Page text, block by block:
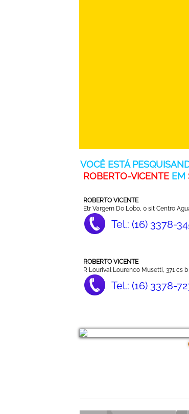
VOCÊ ESTÁ
ROBERTO-VICENTEEM
ROBERTO VICENTE
Etr Vargem Do Lobo, 0 sit Centro
Tel.: (16) 3378-
ROBERTO VICENTE
R Lourival Lourenco Musetti, 371 cs
Tel.: (16) 3378-